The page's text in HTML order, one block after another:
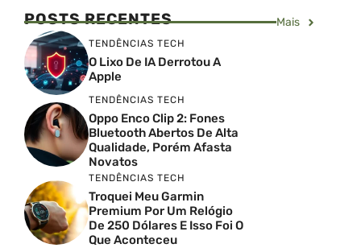
POSTS RECENTES Mais
TENDÊNCIAS TECH
O Lixo De IA Derrotou A
Apple
TENDÊNCIAS TECH
Oppo Enco Clip 2: Fones
Bluetooth Abertos De Alta
Qualidade, Porém Afasta
Novatos
TENDÊNCIAS TECH
Troquei Meu Garmin
Premium Por Um Relógio
De 250 Dólares E Isso Foi O
Que Aconteceu